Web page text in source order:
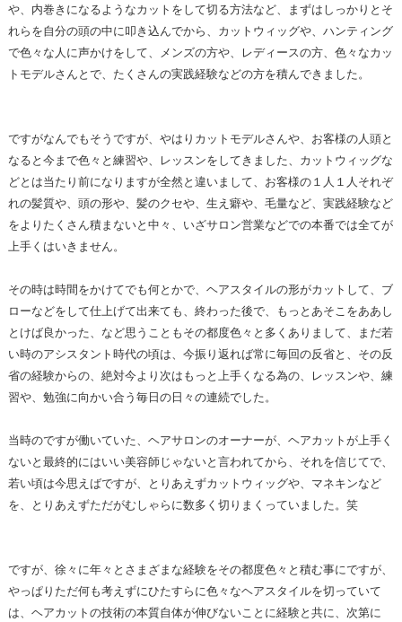
や、内巻きになるようなカットをして切る方法など、まずはしっかりとそ
れらを自分の頭の中に叩き込んでから、カットウィッグや、ハンティング
で色々な人に声かけをして、メンズの方や、レディースの方、色々なカッ
トモデルさんとで、たくさんの実践経験などの方を積んできました。
ですがなんでもそうですが、やはりカットモデルさんや、お客様の人頭と
なると今まで色々と練習や、レッスンをしてきました、カットウィッグな
どとは当たり前になりますが全然と違いまして、お客様の１人１人それぞ
れの髪質や、頭の形や、髪のクセや、生え癖や、毛量など、実践経験など
をよりたくさん積まないと中々、いざサロン営業などでの本番では全てが
上手くはいきません。
その時は時間をかけてでも何とかで、ヘアスタイルの形がカットして、ブ
ローなどをして仕上げて出来ても、終わった後で、もっとあそこをああし
とけば良かった、など思うこともその都度色々と多くありまして、まだ若
い時のアシスタント時代の頃は、今振り返れば常に毎回の反省と、その反
省の経験からの、絶対今より次はもっと上手くなる為の、レッスンや、練
習や、勉強に向かい合う毎日の日々の連続でした。
当時のですが働いていた、ヘアサロンのオーナーが、ヘアカットが上手く
ないと最終的にはいい美容師じゃないと言われてから、それを信じてで、
若い頃は今思えばですが、とりあえずカットウィッグや、マネキンなど
を、とりあえずただがむしゃらに数多く切りまくっていました。笑
ですが、徐々に年々とさまざまな経験をその都度色々と積む事にですが、
やっぱりただ何も考えずにひたすらに色々なヘアスタイルを切っていて
は、ヘアカットの技術の本質自体が伸びないことに経験と共に、次第に